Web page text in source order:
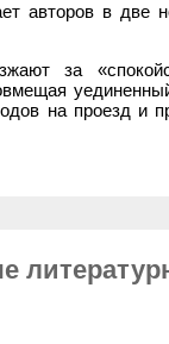
авторов в две
за
на проезд и